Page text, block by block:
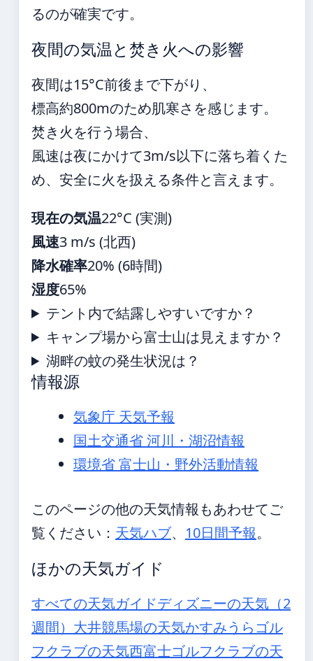
るのが確実です。
夜間の気温と焚き火への影響
夜間は15°C前後まで下がり、
標高約800mのため肌寒さを感じます。
焚き火を行う場合、
風速は夜にかけて3m/s以下に落ち着くた
め、安全に火を扱える条件と言えます。
現在の気温22°C (実測)
風速3 m/s (北西)
降水確率20% (6時間)
湿度65%
テント内で結露しやすいですか？
キャンプ場から富士山は見えますか？
湖畔の蚊の発生状況は？
情報源
気象庁 天気予報
国土交通省 河川・湖沼情報
環境省 富士山・野外活動情報
このページの他の天気情報もあわせてご
覧ください： 天気ハブ、 10日間予報。
ほかの天気ガイド
すべての天気ガイドディズニーの天気（2
週間） 大井競馬場の天気かすみうらゴル
フクラブの天気西富士ゴルフクラブの天